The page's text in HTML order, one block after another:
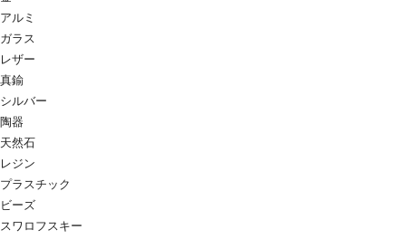
アルミ
ガラス
レザー
真鍮
シルバー
陶器
天然石
レジン
プラスチック
ビーズ
スワロフスキー